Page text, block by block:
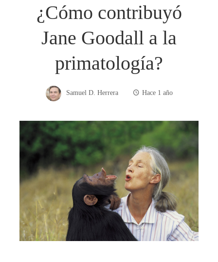
¿Cómo contribuyó
Jane Goodall a la
primatología?
Samuel D. Herrera Hace 1 año